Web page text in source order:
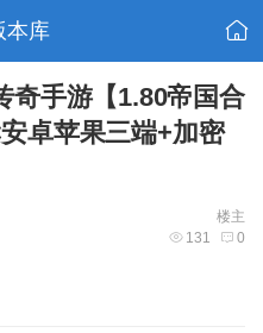
本库
奇手游【1.80帝国合
卓苹果三端+加密
楼主
131 0